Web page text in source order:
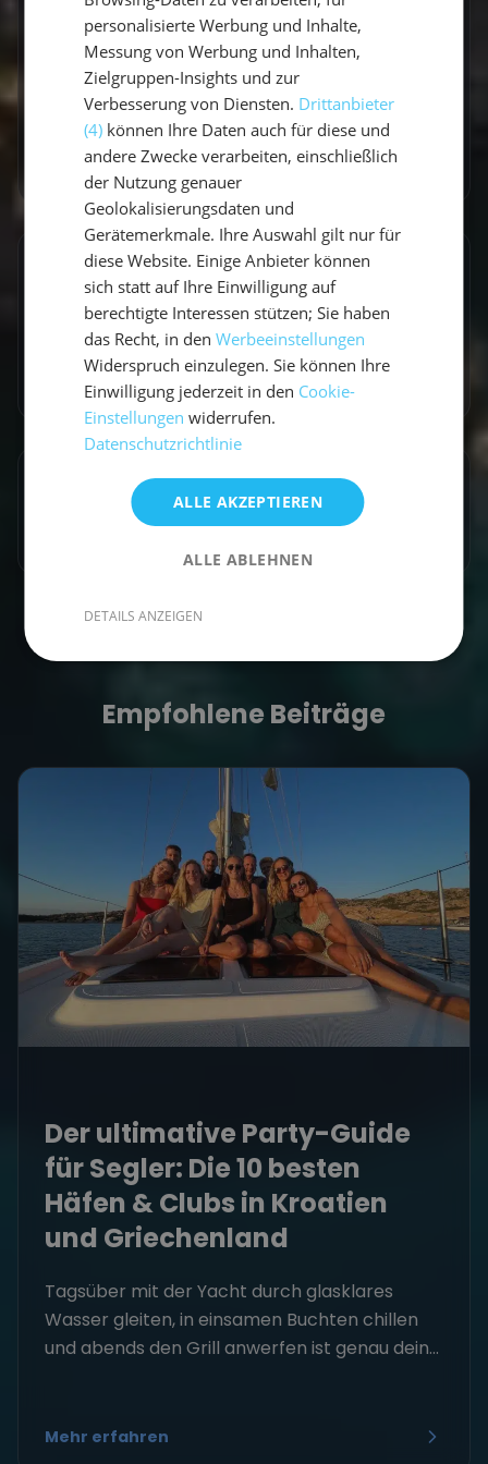
Momente verbindet sie Explorer-Spirit mit
praktischen Travel-Tipps.
Zum Autorenprofil→
Entdecke ähnliche Törns
Finde deinen perfekten Segeltörn
Törns ansehen
Artikel teilen
Empfohlene Beiträge
Der ultimative Party-Guide
für Segler: Die 10 besten
Häfen & Clubs in Kroatien
und Griechenland
Tagsüber mit der Yacht durch glasklares
Wasser gleiten, in einsamen Buchten chillen
und abends den Grill anwerfen ist genau dein...
Mehr erfahren
personalisierte Werbung und Inhalte,
Messung von Werbung und Inhalten,
Zielgruppen-Insights und zur
Verbesserung von Diensten. Drittanbieter
(4) können Ihre Daten auch für diese und
andere Zwecke verarbeiten, einschließlich
der Nutzung genauer
Geolokalisierungsdaten und
Gerätemerkmale. Ihre Auswahl gilt nur für
diese Website. Einige Anbieter können
sich statt auf Ihre Einwilligung auf
berechtigte Interessen stützen; Sie haben
das Recht, in denWerbeeinstellungen
Widerspruch einzulegen. Sie können Ihre
Einwilligung jederzeit in den Cookie-
Einstellungen widerrufen.
Datenschutzrichtlinie
ALLE AKZEPTIEREN
ALLE ABLEHNEN
DETAILS ANZEIGEN